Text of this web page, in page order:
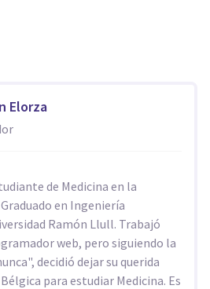
Elorza
de Medicina en la
en Ingeniería
Ramón Llull. Trabajó
web, pero siguiendo la
decidió dejar su querida
para estudiar Medicina. Es